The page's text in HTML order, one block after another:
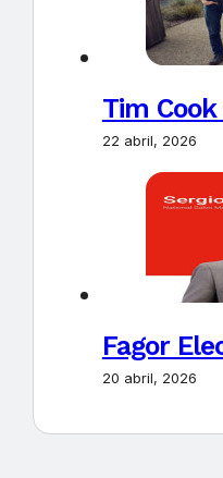
Tim
22 abril, 2026
Fagor
20 abril, 2026